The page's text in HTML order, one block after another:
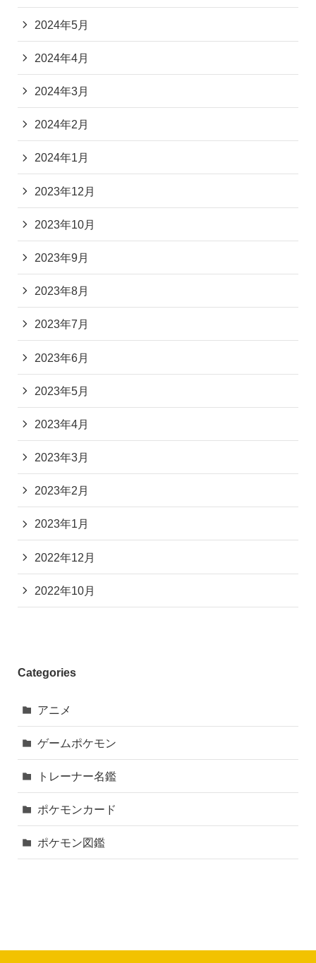
2024年5月
2024年4月
2024年3月
2024年2月
2024年1月
2023年12月
2023年10月
2023年9月
2023年8月
2023年7月
2023年6月
2023年5月
2023年4月
2023年3月
2023年2月
2023年1月
2022年12月
2022年10月
Categories
アニメ
ゲームポケモン
トレーナー名鑑
ポケモンカード
ポケモン図鑑